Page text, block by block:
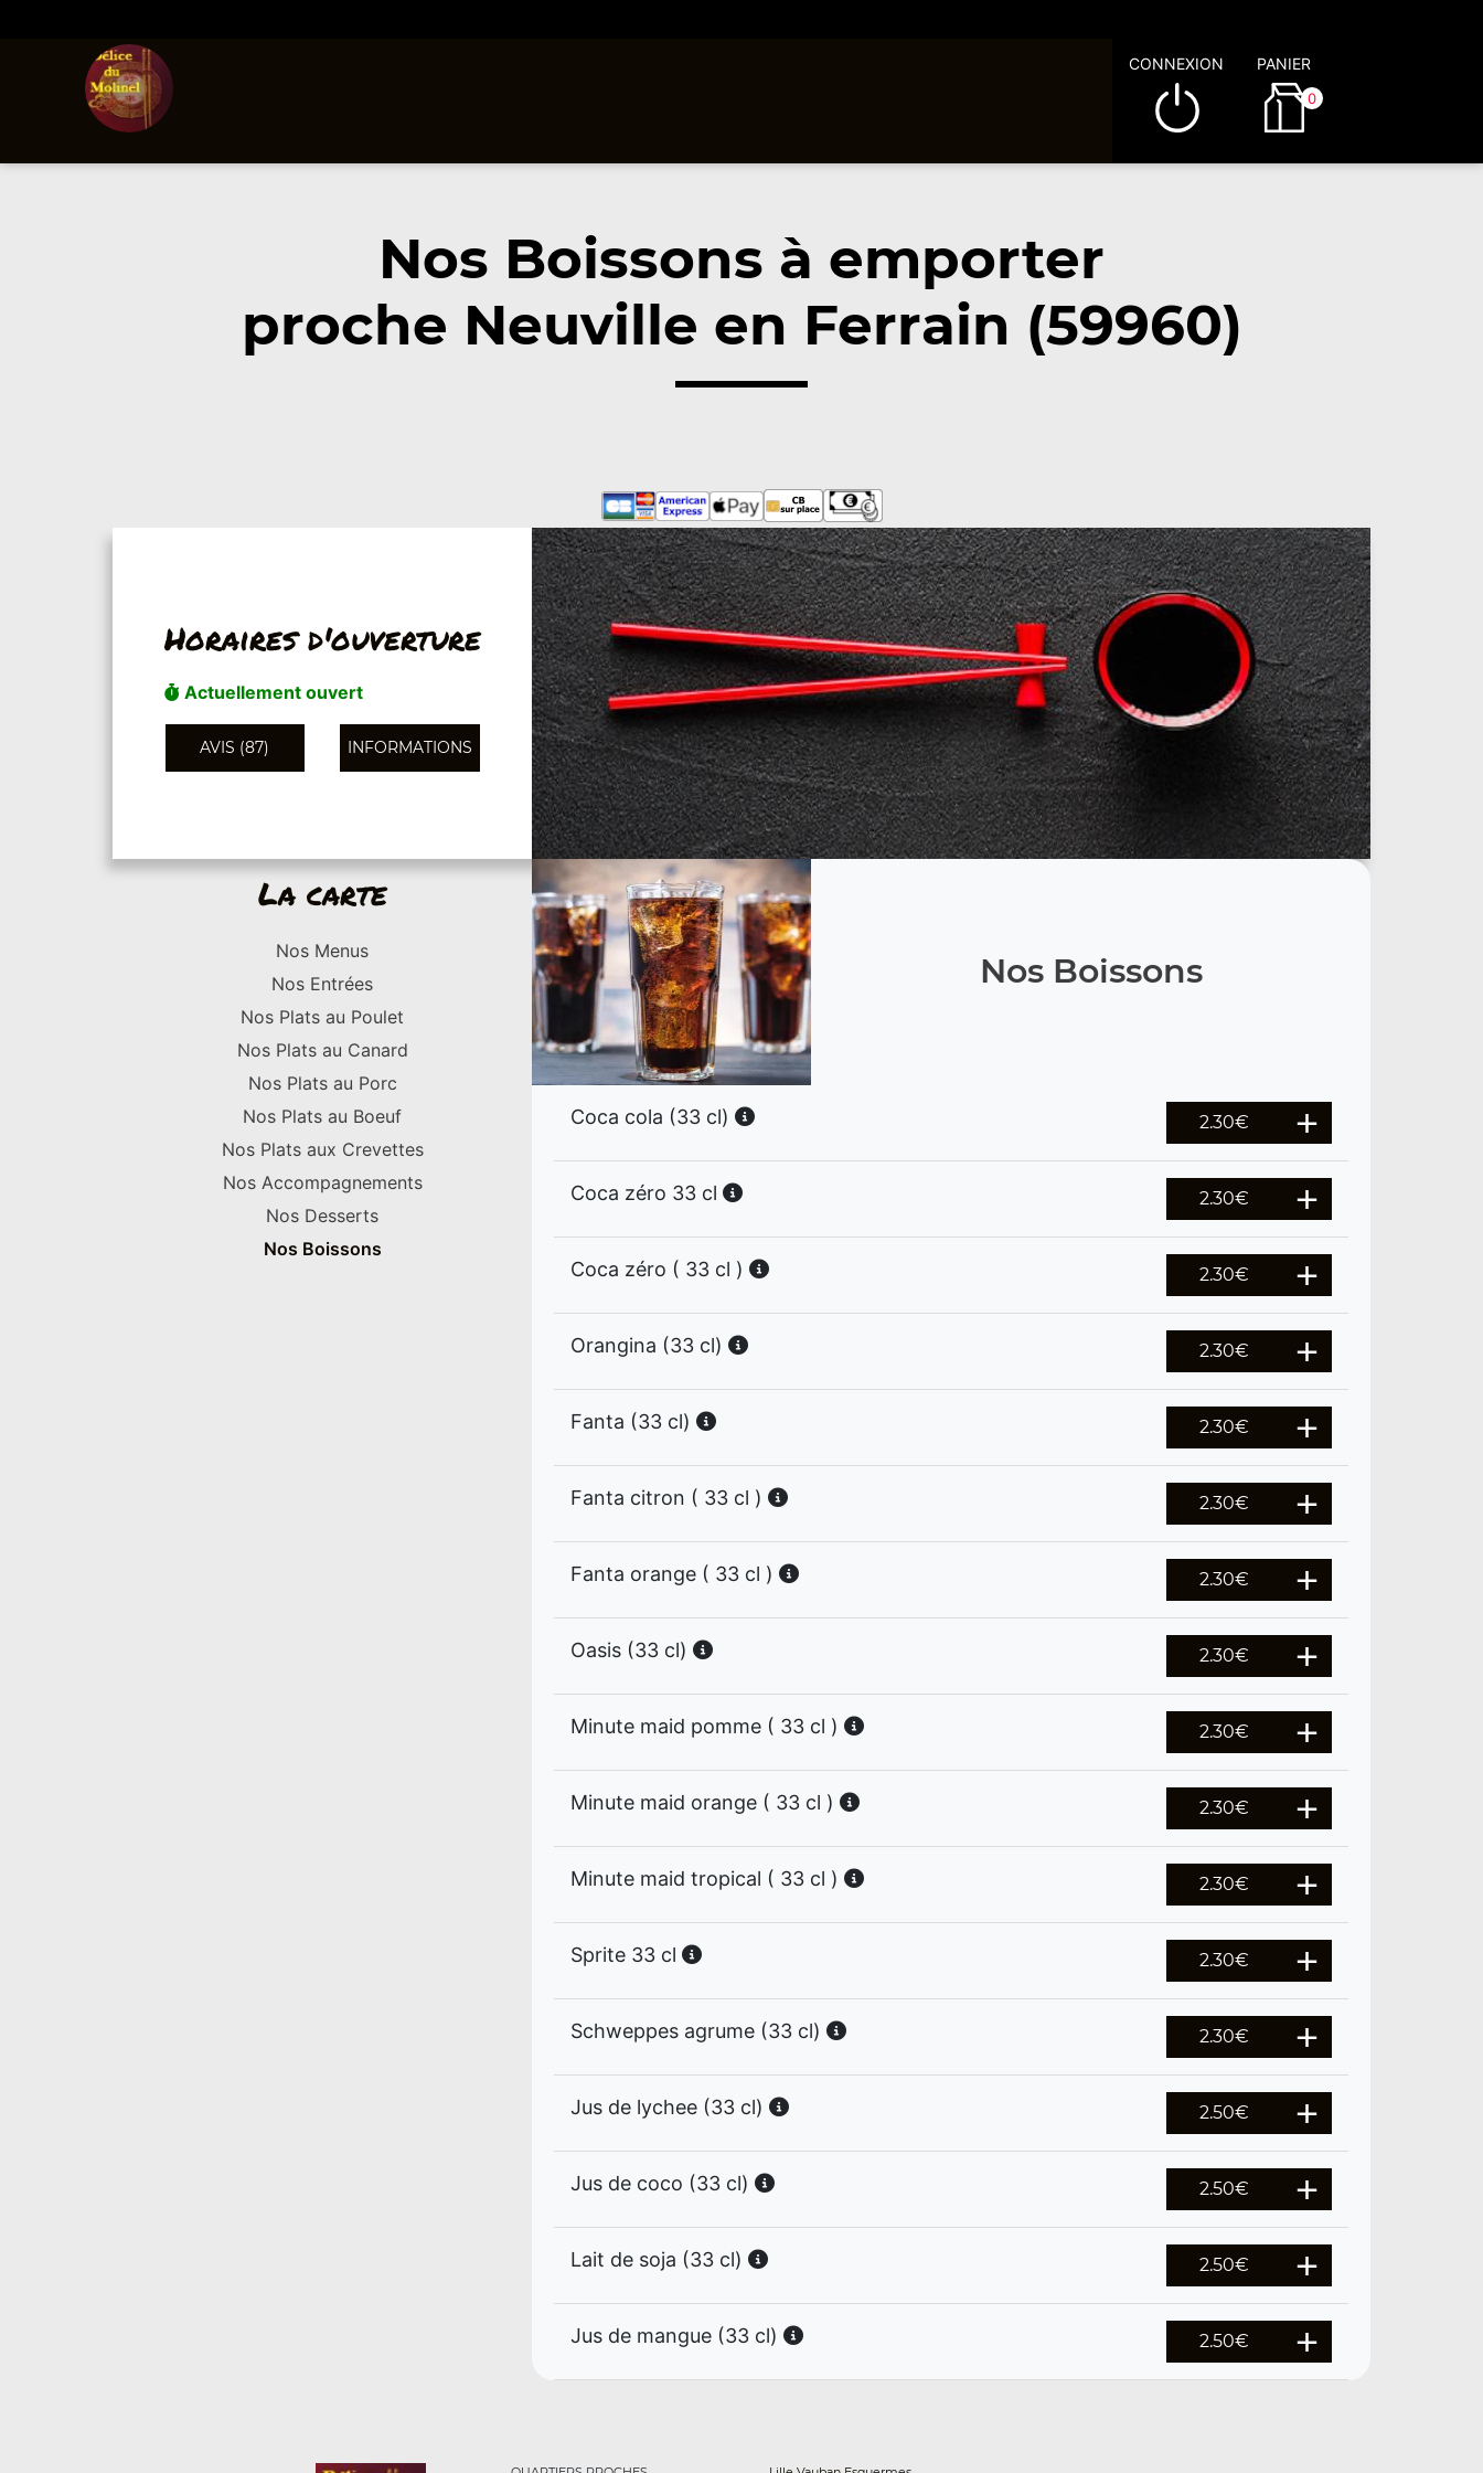
CONNEXION PANIER
0
Nos Boissons à emporter
proche Neuville en Ferrain (59960)
Horaires d'ouverture
Actuellement ouvert
AVIS (87) INFORMATIONS
La carte
Nos Menus
Nos Entrées
Nos Plats au Poulet
Nos Plats au Canard
Nos Plats au Porc
Nos Plats au Boeuf
Nos Plats aux Crevettes
Nos Accompagnements
Nos Desserts
Nos Boissons
Nos Boissons
Coca cola (33 cl) 2.30€
Coca zéro 33 cl 2.30€
Coca zéro ( 33 cl ) 2.30€
Orangina (33 cl) 2.30€
Fanta (33 cl) 2.30€
Fanta citron ( 33 cl ) 2.30€
Fanta orange ( 33 cl ) 2.30€
Oasis (33 cl) 2.30€
Minute maid pomme ( 33 cl ) 2.30€
Minute maid orange ( 33 cl ) 2.30€
Minute maid tropical ( 33 cl ) 2.30€
Sprite 33 cl 2.30€
Schweppes agrume (33 cl) 2.30€
Jus de lychee (33 cl) 2.50€
Jus de coco (33 cl) 2.50€
Lait de soja (33 cl) 2.50€
Jus de mangue (33 cl) 2.50€